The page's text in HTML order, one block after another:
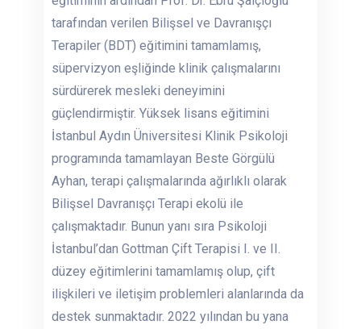
tarafından verilen Bilişsel ve Davranışçı
Terapiler (BDT) eğitimini tamamlamış,
süpervizyon eşliğinde klinik çalışmalarını
sürdürerek mesleki deneyimini
güçlendirmiştir. Yüksek lisans eğitimini
İstanbul Aydın Üniversitesi Klinik Psikoloji
programında tamamlayan Beste Görgülü
Ayhan, terapi çalışmalarında ağırlıklı olarak
Bilişsel Davranışçı Terapi ekolü ile
çalışmaktadır. Bunun yanı sıra Psikoloji
İstanbul’dan Gottman Çift Terapisi I. ve II.
düzey eğitimlerini tamamlamış olup, çift
ilişkileri ve iletişim problemleri alanlarında da
destek sunmaktadır. 2022 yılından bu yana